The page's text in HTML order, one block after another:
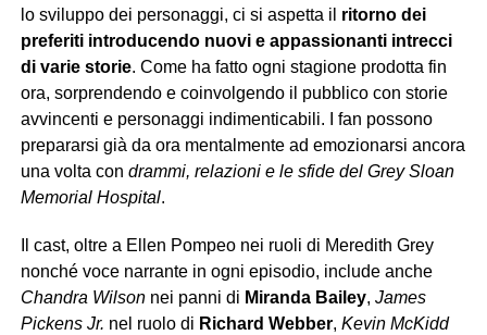
lo sviluppo dei personaggi, ci si aspetta il ritorno dei
preferiti introducendo nuovi e appassionanti intrecci
di varie storie. Come ha fatto ogni stagione prodotta fin
ora, sorprendendo e coinvolgendo il pubblico con storie
avvincenti e personaggi indimenticabili. I fan possono
prepararsi già da ora mentalmente ad emozionarsi ancora
una volta con drammi, relazioni e le sfide del Grey Sloan
Memorial Hospital.
Il cast, oltre a Ellen Pompeo nei ruoli di Meredith Grey
nonché voce narrante in ogni episodio, include anche
Chandra Wilsonnei panni di Miranda Bailey, James
Pickens Jr. nel ruolo di Richard Webber, Kevin McKidd